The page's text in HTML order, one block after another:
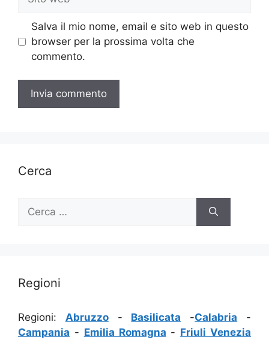
web
Salva il mio nome, email e sito web in questo
browser per la prossima volta che
commento.
Cerca
per:
Regioni
Regioni: Abruzzo- Basilicata -Calabria -
Campania - Emilia Romagna - Friuli Venezia